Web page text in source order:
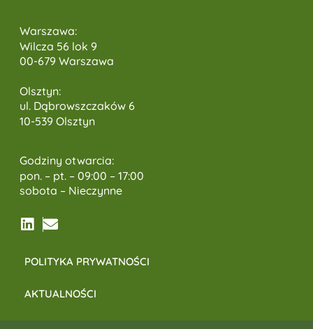
Warszawa:
Wilcza 56 lok 9
00-679 Warszawa
Olsztyn:
ul. Dąbrowszczaków 6
10-539 Olsztyn
Godziny otwarcia:
pon. – pt. – 09:00 – 17:00
sobota – Nieczynne
POLITYKA PRYWATNOŚCI
AKTUALNOŚCI